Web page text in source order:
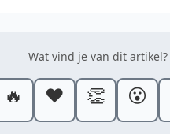
Wat vind je van dit artikel?
🔥 ❤️ 👏 😮